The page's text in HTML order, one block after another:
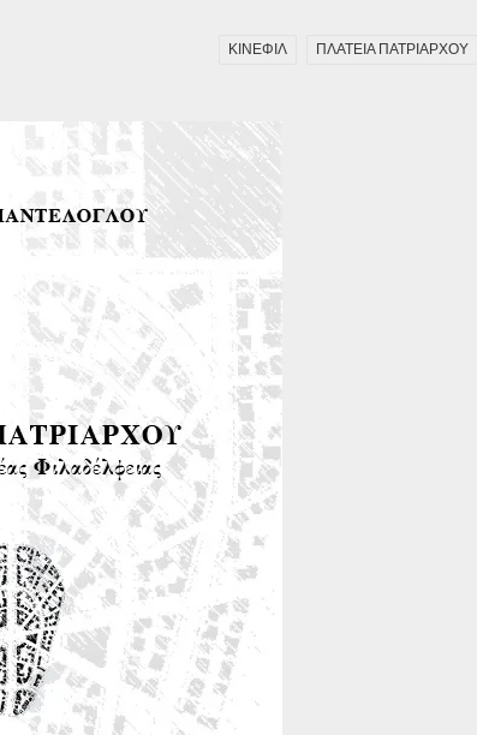
ΚΙΝΕΦΙΛ ΠΛΑΤΕΙΑ ΠΑΤΡΙΑΡΧΟΥ